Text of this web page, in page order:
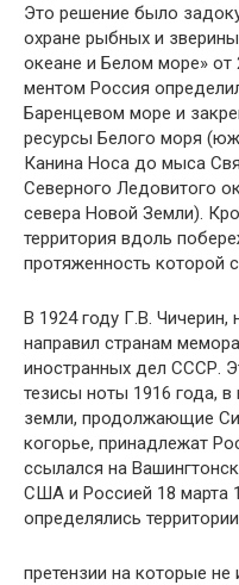
Это решение было
охране рыбных и
океане и Белом море»
ментом Россия
Баренцевом море и
ресурсы Белого моря
Канина Носа до мы­са
Северного Ледовитого
севера Новой Земли).
территория вдоль
протяженность которой
В 1924 году Г.В.
направил странам
иностранных дел СССР.
тезисы ноты 1916 года,
земли, продолжающие
когорье, принадлежат
ссылался на
США и Россией 18 марта
определялись
претензии на которые